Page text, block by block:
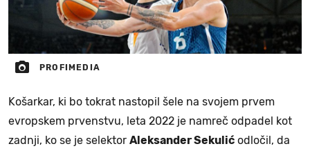
PROFIMEDIA
Košarkar, ki bo tokrat nastopil šele na svojem prvem
evropskem prvenstvu, leta 2022 je namreč odpadel kot
zadnji, ko se je selektor Aleksander Sekulić odločil, da